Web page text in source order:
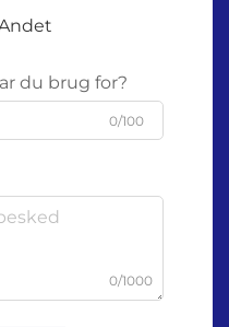
du brug for?
0/100
0/1000